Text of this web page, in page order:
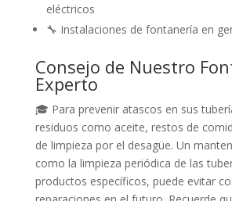
eléctricos
🔧 Instalaciones de fontanería en
Consejo de Nuestro
Experto
🎓 Para prevenir atascos en sus
residuos como aceite, restos de
de limpieza por el desagüe. Un
como la limpieza periódica de las
productos específicos, puede evitar